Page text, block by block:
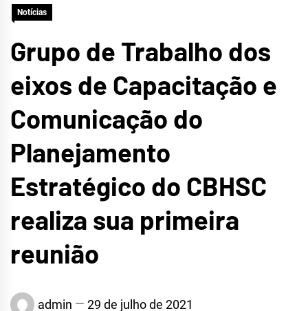
CRATEÚS
Notícias
Grupo de Trabalho dos
eixos de Capacitação e
Comunicação do
Planejamento
Estratégico do CBHSC
realiza sua primeira
reunião
admin 29 de julho de 2021